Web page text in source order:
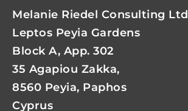
Melanie Riedel Consulting Ltd
Leptos Peyia Gardens
Block A, App. 302
35 Agapiou Zakka,
8560 Peyia, Paphos
Cyprus